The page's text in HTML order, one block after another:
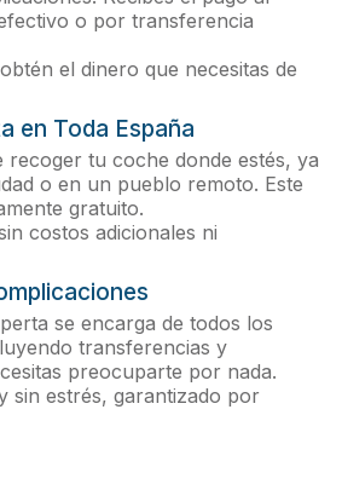
o por transferencia
el dinero que necesitas de
en Toda España
recoger tu coche donde estés, ya
o en un pueblo remoto. Este
gratuito.
costos adicionales ni
se encarga de todos los
transferencias y
preocuparte por nada.
sin estrés, garantizado por